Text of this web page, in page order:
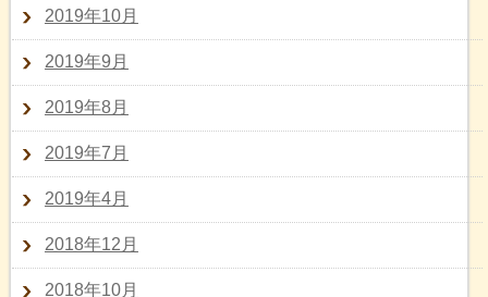
2019年10月
2019年9月
2019年8月
2019年7月
2019年4月
2018年12月
2018年10月